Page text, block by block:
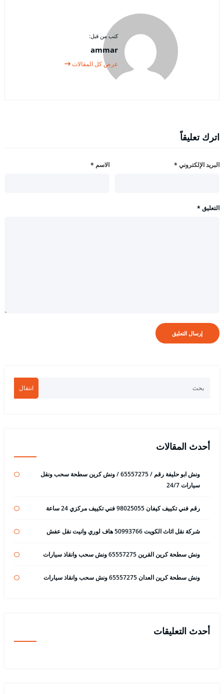
كتب من قبل:
ammar
عرض كل المقالات
اترك تعليقاً
الاسم * البريد الإلكتروني *
التعليق *
انتقال
أحدث المقالات
ونش ابو حليفة رقم / 65557275 / ونش كرين سطحة سحب ونقل
سيارات 24/7
رقم فني تكييف كيفان 98025055 فني تكييف مركزي 24 ساعة
شركة نقل اثاث الكويت 50993766 هاف لوري وانيت نقل عفش
ونش سطحة كرين القرين 65557275 ونش سحب وانقاذ سيارات
ونش سطحة كرين العدان 65557275 ونش سحب وانقاذ سيارات
أحدث التعليقات